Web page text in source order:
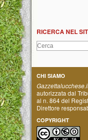
RICERCA NEL
CHI SIAMO
autorizzata dal
al n. 864 del
Direttore
COPYRIGHT